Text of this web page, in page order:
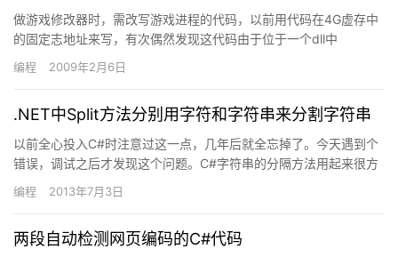
做游戏修改器时，需改写游戏进程的代码，以前用代码在4G虚存中
的固定志地址来写，有次偶然发现这代码由于位于一个dll中
（s2logic.dll)中，而dll在游戏中的装入地址并非每次…
编程 2009年2月6日
.NET中Split方法分别用字符和字符串来分割字符串
以前全心投入C#时注意过这一点，几年后就全忘掉了。今天遇到个
错误，调试之后才发现这个问题。C#字符串的分隔方法用起来很方
便。string.Split有几种重载形式。个人习惯用 &#…
编程 2013年7月3日
两段自动检测网页编码的C#代码